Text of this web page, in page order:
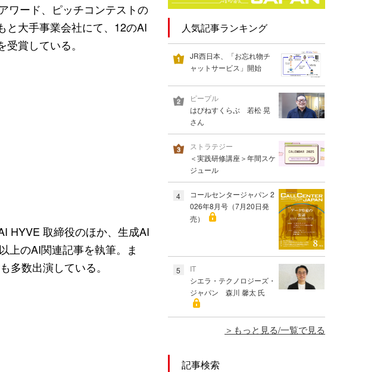
ワード、ピッチコンテストの
と大手事業会社にて、12のAI
賞している。
HYVE 取締役のほか、生成AI
上のAI関連記事を執筆。ま
多数出演している。
人気記事ランキング
JR西日本、「お忘れ物チ
ャットサービス」開始
ピープル
はぴねすくらぶ 若松 晃
さん
ストラテジー
＜実践研修講座＞年間スケ
ジュール
4
コールセンタージャパン 2
026年8月号（7月20日発
売）
5
IT
シエラ・テクノロジーズ・
ジャパン 森川 馨太 氏
もっと見る/一覧で見る
記事検索